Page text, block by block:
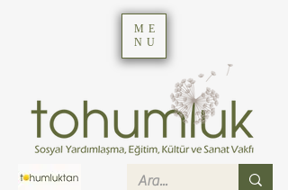
ME
NU